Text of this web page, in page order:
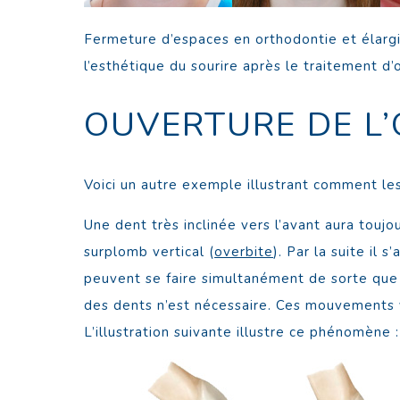
Fermeture d’espaces en orthodontie et
l’esthétique du sourire après le traitement
OUVERTURE DE
Voici un autre exemple illustrant comment
Une dent très inclinée vers l’avant aura
surplomb vertical (overbite). Par la suite il
peuvent se faire simultanément de sorte
des dents n’est nécessaire. Ces
L’illustration suivante illustre ce phénomène :